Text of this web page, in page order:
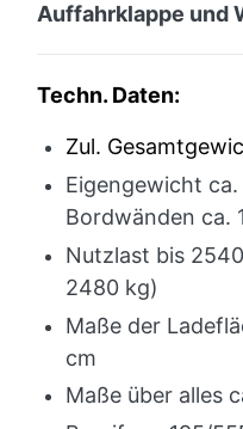
Auffahrklappe und
Techn. Daten:
Zul.
Eigengewicht
Bordwänden ca.
Nutzlast bis
2480 kg)
Maße der
cm
Maße über alles